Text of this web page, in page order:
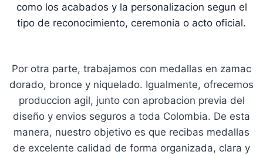
como los acabados y la personalizacion segun el
tipo de reconocimiento, ceremonia o acto oficial.
Por otra parte, trabajamos con medallas en zamac
dorado, bronce y niquelado. Igualmente, ofrecemos
produccion agil, junto con aprobacion previa del
diseño y envios seguros a toda Colombia. De esta
manera, nuestro objetivo es que recibas medallas
de excelente calidad de forma organizada, clara y